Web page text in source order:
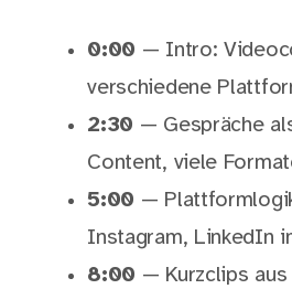
0:00 — Intro:
verschiedene
2:30 — Gespräche
Content, viele
5:00 —
Instagram, LinkedIn
8:00 — Kurzclips aus